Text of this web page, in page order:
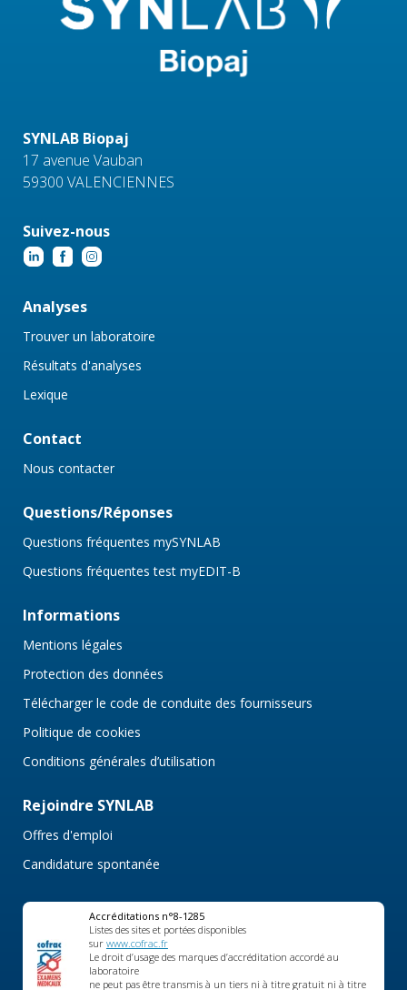
SYNLAB Biopaj
17 avenue Vauban
59300 VALENCIENNES
Suivez-nous
Analyses
Trouver un laboratoire
Résultats d'analyses
Lexique
Contact
Nous contacter
Questions/Réponses
Questions fréquentes mySYNLAB
Questions fréquentes test myEDIT-B
Informations
Mentions légales
Protection des données
Télécharger le code de conduite des fournisseurs
Politique de cookies
Conditions générales d’utilisation
Rejoindre SYNLAB
Offres d'emploi
Candidature spontanée
Accréditations n°8-1285
Listes des sites et portées disponibles
sur www.cofrac.fr
Le droit d’usage des marques d’accréditation accordé au
laboratoire
ne peut pas être transmis à un tiers ni à titre gratuit ni à titre